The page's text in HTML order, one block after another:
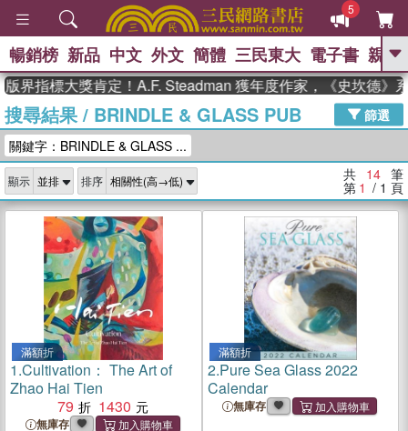
5
GO
熱搜： 東野圭吾 、 高希均教授回憶錄
、 The Odyssey 、 父親節 、 如果歷
史是一群喵
獎 臺灣漫遊錄 、 方念華 、 台灣的李
登輝時代
數學女孩：黎曼猜想 、
偉大的迷走神經
暢銷榜 新品 中文 外文 簡體 三民東大 電子書 親子
指標大獎肯定！A.F. Steadman 獲年度作家，《史坎德》系
搜尋結果/ BRINDLE & GLASS PUB
篩選
關鍵字：BRINDLE & GLASS ...
顯示 排序 共 14 筆
第 1 / 1 頁
滿額折
1.Cultivation： The Art of
Zhao Hai Tien
79
1430
無庫存
滿額折
2.Pure Sea Glass 2022
Calendar
無庫存